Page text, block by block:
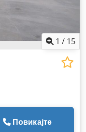
1 / 15
Повикајте